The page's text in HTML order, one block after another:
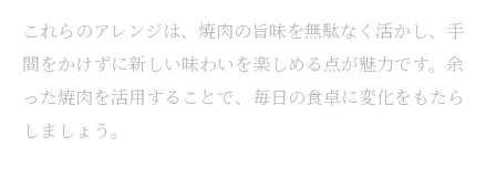
これらのアレンジは、焼肉の旨味を無駄なく活かし、手
間をかけずに新しい味わいを楽しめる点が魅力です。余
った焼肉を活用することで、毎日の食卓に変化をもたら
しましょう。